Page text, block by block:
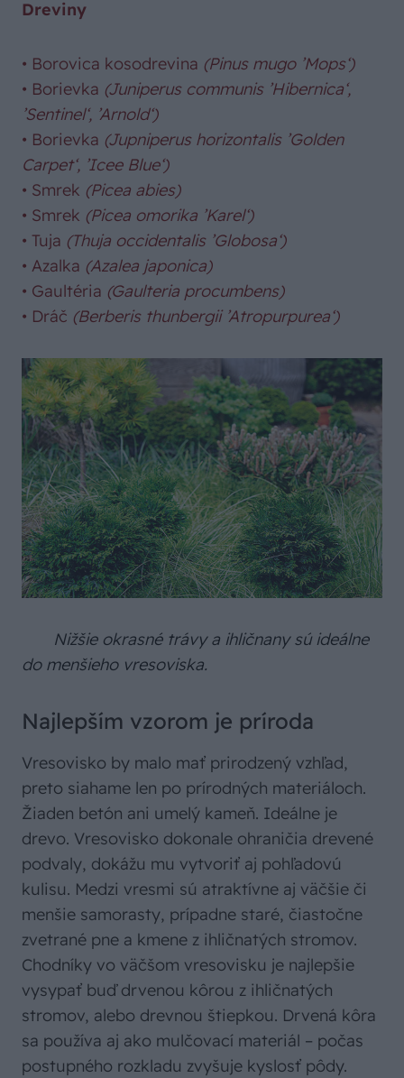
Dreviny
• Borovica kosodrevina (Pinus mugo ’Mops‘)
• Borievka (Juniperus communis ’Hibernica‘,
’Sentinel‘, ’Arnold‘)
• Borievka (Jupniperus horizontalis ’Golden
Carpet‘, ’Icee Blue‘)
• Smrek (Picea abies)
• Smrek (Picea omorika ’Karel‘)
• Tuja (Thuja occidentalis ’Globosa‘)
• Azalka (Azalea japonica)
• Gaultéria (Gaulteria procumbens)
• Dráč (Berberis thunbergii ’Atropurpurea‘)
Nižšie okrasné trávy a ihličnany sú ideálne
do menšieho vresoviska.
Najlepším vzorom je príroda
Vresovisko by malo mať prirodzený vzhľad,
preto siahame len po prírodných materiáloch.
Žiaden betón ani umelý kameň. Ideálne je
drevo. Vresovisko dokonale ohraničia drevené
podvaly, dokážu mu vytvoriť aj pohľadovú
kulisu. Medzi vresmi sú atraktívne aj väčšie či
menšie samorasty, prípadne staré, čiastočne
zvetrané pne a kmene z ihličnatých stromov.
Chodníky vo väčšom vresovisku je najlepšie
vysypať buď drvenou kôrou z ihličnatých
stromov, alebo drevnou štiepkou. Drvená kôra
sa používa aj ako mulčovací materiál – počas
postupného rozkladu zvyšuje kyslosť pôdy.